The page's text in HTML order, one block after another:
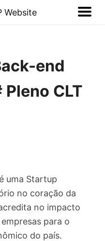
Website
end
CLT
uma Startup
no coração da
no impacto
para o
do país.